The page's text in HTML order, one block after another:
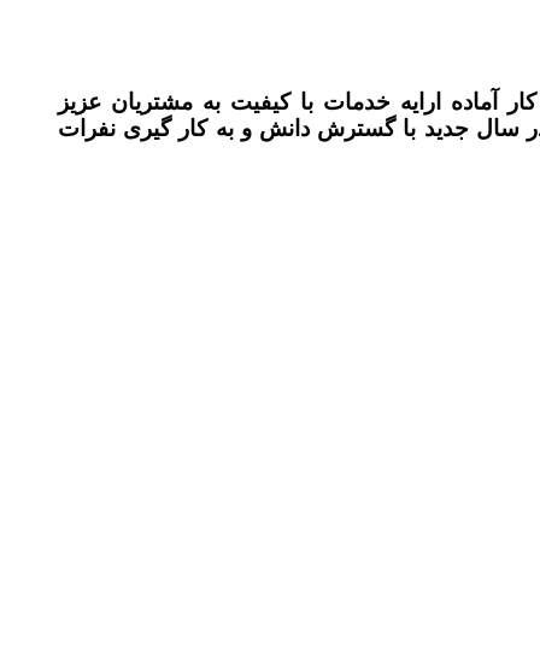
آماده ارایه خدمات با کیفیت به مشتریان عزیز
، ما مفتخریم که در سال جدید با گسترش دانش و به کار گیری نفرات